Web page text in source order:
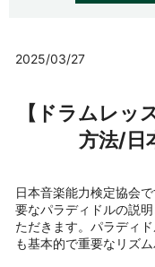
2025/03/27
【ドラムレッ
方法/日
日本音楽能力検定協会
要なパラディドルの説
ただきます。パラディ
も基本的で重要なリズ